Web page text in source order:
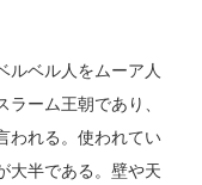
ルベル人をムーア人
ーム王朝であり、
われる。使われてい
大半である。壁や天